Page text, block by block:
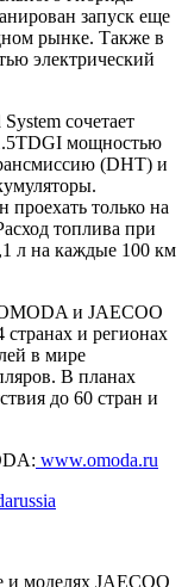
запуск еще
рынке. Также в
электрический
сочетает
мощностью
(DHT) и
проехать только на
топлива при
л на каждые 100 км
OMODA и JAECOO
странах и регионах
в мире
В планах
до 60 стран и
www.omoda.ru
моделях JAECOO